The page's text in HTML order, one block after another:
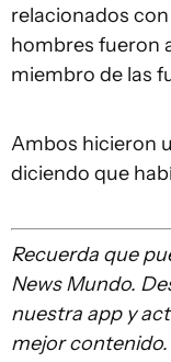
relacionados
hombres fueron
miembro de las
Ambos hicieron
diciendo que
Recuerda que
News Mundo.
nuestra app y
mejor contenido.